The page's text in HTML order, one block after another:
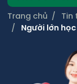
Trang chủ
Tin
Người lớn